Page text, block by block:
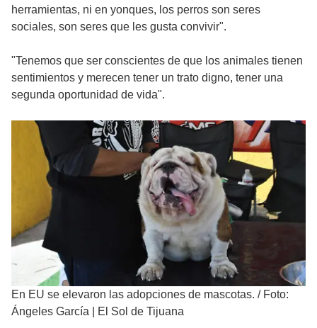
herramientas, ni en yonques, los perros son seres
sociales, son seres que les gusta convivir".
"Tenemos que ser conscientes de que los animales tienen
sentimientos y merecen tener un trato digno, tener una
segunda oportunidad de vida".
En EU se elevaron las adopciones de mascotas. / Foto:
Ángeles García | El Sol de Tijuana